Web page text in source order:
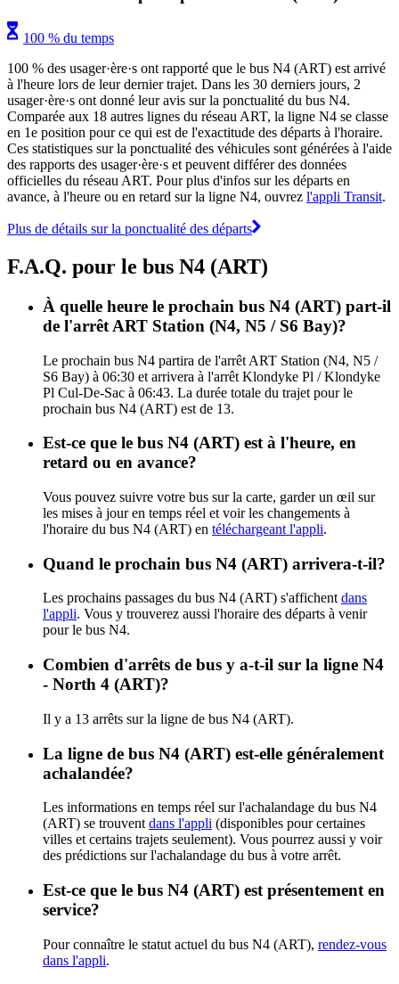
100 % du temps
100 % des usager·ère·s ont rapporté que le bus N4 (ART) est arrivé
à l'heure lors de leur dernier trajet. Dans les 30 derniers jours, 2
usager·ère·s ont donné leur avis sur la ponctualité du bus N4.
Comparée aux 18 autres lignes du réseau ART, la ligne N4 se classe
en 1e position pour ce qui est de l'exactitude des départs à l'horaire.
Ces statistiques sur la ponctualité des véhicules sont générées à l'aide
des rapports des usager·ère·s et peuvent différer des données
officielles du réseau ART. Pour plus d'infos sur les départs en
avance, à l'heure ou en retard sur la ligne N4, ouvrez l'appli Transit.
Plus de détails sur la ponctualité des départs
F.A.Q. pour le bus N4 (ART)
À quelle heure le prochain bus N4 (ART) part-il
de l'arrêt ART Station (N4, N5 / S6 Bay)?
Le prochain bus N4 partira de l'arrêt ART Station (N4, N5 /
S6 Bay) à 06:30 et arrivera à l'arrêt Klondyke Pl / Klondyke
Pl Cul-De-Sac à 06:43. La durée totale du trajet pour le
prochain bus N4 (ART) est de 13.
Est-ce que le bus N4 (ART) est à l'heure, en
retard ou en avance?
Vous pouvez suivre votre bus sur la carte, garder un œil sur
les mises à jour en temps réel et voir les changements à
l'horaire du bus N4 (ART) en téléchargeant l'appli.
Quand le prochain bus N4 (ART) arrivera-t-il?
Les prochains passages du bus N4 (ART) s'affichent dans
l'appli. Vous y trouverez aussi l'horaire des départs à venir
pour le bus N4.
Combien d'arrêts de bus y a-t-il sur la ligne N4
- North 4 (ART)?
Il y a 13 arrêts sur la ligne de bus N4 (ART).
La ligne de bus N4 (ART) est-elle généralement
achalandée?
Les informations en temps réel sur l'achalandage du bus N4
(ART) se trouvent dans l'appli (disponibles pour certaines
villes et certains trajets seulement). Vous pourrez aussi y voir
des prédictions sur l'achalandage du bus à votre arrêt.
Est-ce que le bus N4 (ART) est présentement en
service?
Pour connaître le statut actuel du bus N4 (ART), rendez-vous
dans l'appli.